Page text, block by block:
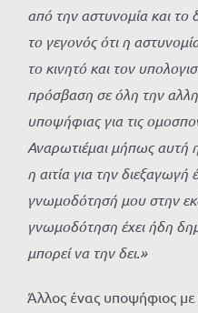
από την αστυνομία και το
το γεγονός ότι η
το κινητό και τον
πρόσβαση σε όλη την
υποψήφιας για τις
Αναρωτιέμαι μήπως αυτή
η αιτία για την διεξαγωγή
γνωμοδότησή μου στην
γνωμοδότηση έχει ήδη
μπορεί να την δει.»
Άλλος ένας υποψήφιος